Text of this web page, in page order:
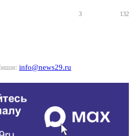
3 132
info@news29.ru